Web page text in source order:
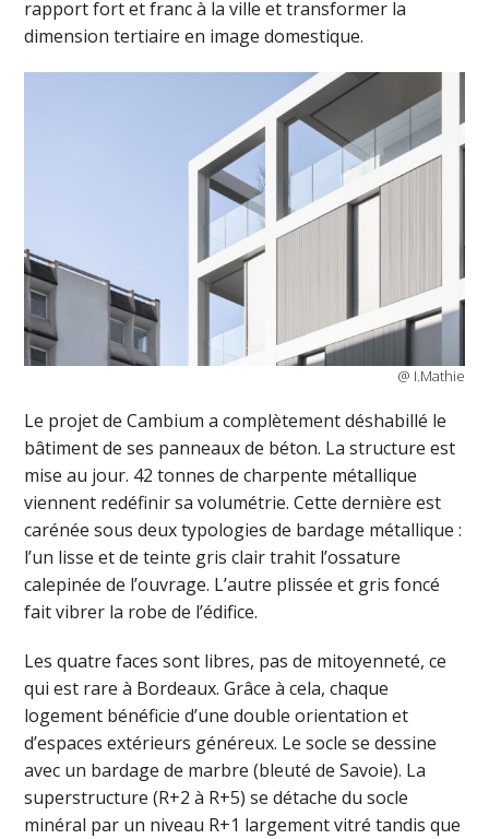
rapport fort et franc à la ville et transformer la
dimension tertiaire en image domestique.
@ I.Mathie
Le projet de Cambium a complètement déshabillé le
bâtiment de ses panneaux de béton. La structure est
mise au jour. 42 tonnes de charpente métallique
viennent redéfinir sa volumétrie. Cette dernière est
carénée sous deux typologies de bardage métallique :
l’un lisse et de teinte gris clair trahit l’ossature
calepinée de l’ouvrage. L’autre plissée et gris foncé
fait vibrer la robe de l’édifice.
Les quatre faces sont libres, pas de mitoyenneté, ce
qui est rare à Bordeaux. Grâce à cela, chaque
logement bénéficie d’une double orientation et
d’espaces extérieurs généreux. Le socle se dessine
avec un bardage de marbre (bleuté de Savoie). La
superstructure (R+2 à R+5) se détache du socle
minéral par un niveau R+1 largement vitré tandis que